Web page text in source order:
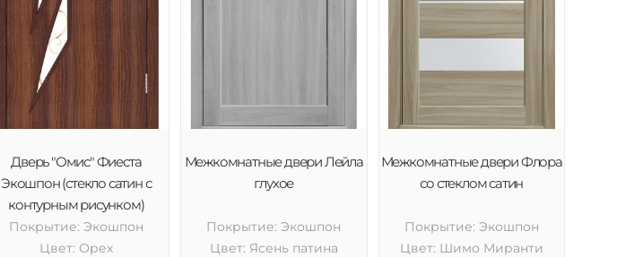
Дверь "Омис" Фиеста
Экошпон (стекло сатин с
контурным рисунком)
Покрытие: Экошпон
Цвет: Орех
Межкомнатные двери Лейла
глухое
Покрытие: Экошпон
Цвет: Ясень патина
Межкомнатные двери Флора
со стеклом сатин
Покрытие: Экошпон
Цвет: Шимо Миранти